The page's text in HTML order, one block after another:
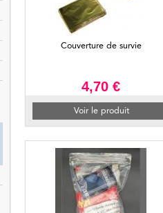
Couverture de survie
4,70 €
Voir le produit